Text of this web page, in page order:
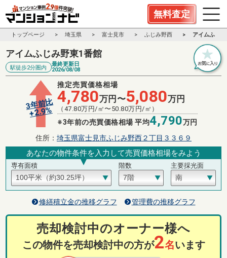
無料査定
トップページ 埼玉県 富士見市 ふじみ野西 アイムふじ
アイムふじみ野東1番館
駅徒歩2分圏内
最終更新日
2026/08/08
3年前比
+2.9%
推定売買価格相場
4,780万円〜5,080万円
（ 47.80万円/㎡〜 50.80万円/㎡）
※3年前の売買価格相場 平均4,790万円
住所： 埼玉県富士見市ふじみ野西２丁目３３６９
あなたの物件条件を入力して売買価格相場をみよう
専有面積 階数 主要採光面
修繕積立金の推移グラフ 管理費の推移グラフ
売却検討中のオーナー様へ
この物件を売却検討中の方が2名います